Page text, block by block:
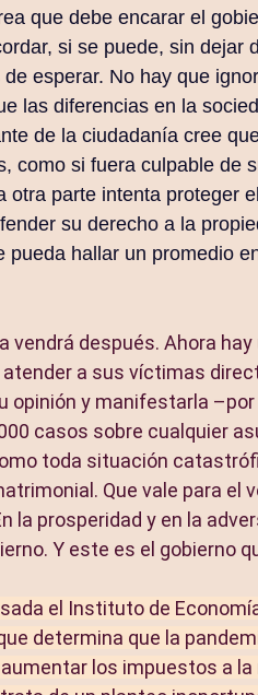
que debe encarar el
si se puede, sin dejar
esperar. No hay que
las diferencias en la
de la ciudadanía cree
como si fuera culpable de
otra parte intenta proteger
su derecho a la
pueda hallar un promedio
vendrá después. Ahora
a sus víctimas
opinión y manifestarla
casos sobre cualquier
toda situación
Que vale para el
la prosperidad y en la
Y este es el gobierno
el Instituto de
determina que la
los impuestos a